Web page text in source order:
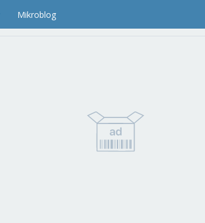
Mikroblog